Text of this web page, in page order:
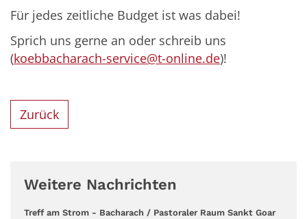
Für jedes zeitliche Budget ist was dabei!
Sprich uns gerne an oder schreib uns
(koebbacharach-service@t-online.de)!
Zurück
Weitere Nachrichten
Treff am Strom - Bacharach / Pastoraler Raum Sankt Goar: